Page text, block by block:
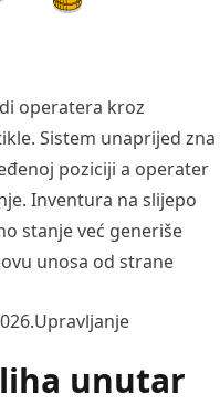
operatera kroz
Sistem unaprijed zna
poziciji a operater
Inventura na slijepo
stanje već generiše
unosa od strane
Posted in
Upravljanje
unutar